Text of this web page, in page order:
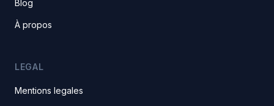
Blog
À propos
LEGAL
Mentions legales